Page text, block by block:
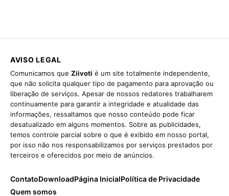
AVISO LEGAL
Comunicamos que Ziivoti é um site totalmente independente,
que não solicita qualquer tipo de pagamento para aprovação ou
liberação de serviços. Apesar de nossos redatores trabalharem
continuamente para garantir a integridade e atualidade das
informações, ressaltamos que nosso conteúdo pode ficar
desatualizado em alguns momentos. Sobre as publicidades,
temos controle parcial sobre o que é exibido em nosso portal,
por isso não nos responsabilizamos por serviços prestados por
terceiros e oferecidos por meio de anúncios.
ContatoDownloadPágina InicialPolítica de Privacidade
Quem somos